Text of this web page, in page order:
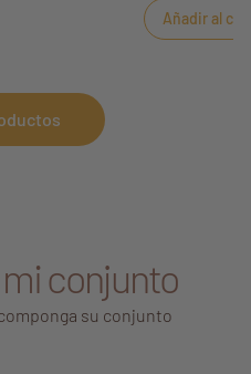
hijo.Añadir al
conjunto
su conjunto